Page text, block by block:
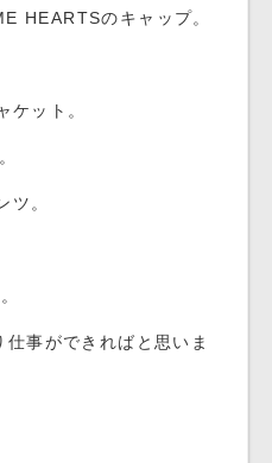
HEARTSのキャップ。
ケット。
ツ。
事ができればと思いま